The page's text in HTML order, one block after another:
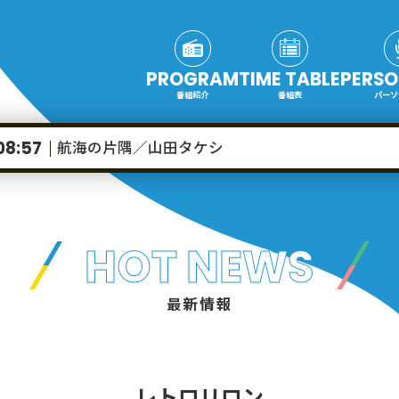
航海の片隅／山田タケシ
PROGRAM
番組紹介
TIME TABLE
番組表 パー
HOT NEWS
最新情報